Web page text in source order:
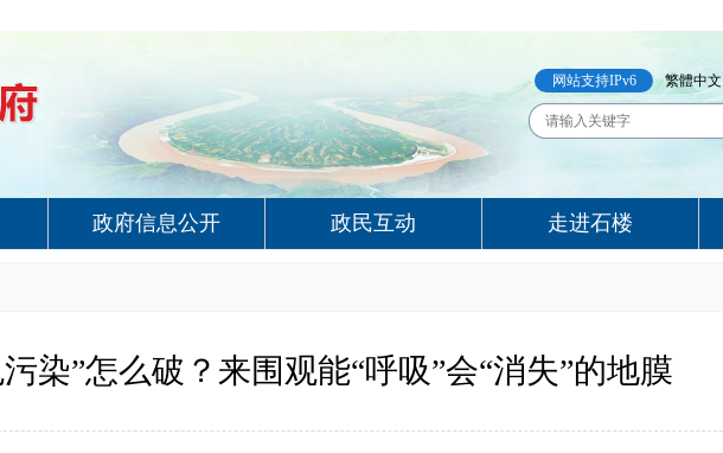
网站支持IPv6 繁體中文
政府信息公开 政民互动 走进石楼
染”怎么破？来围观能“呼吸”会“消失”的地膜